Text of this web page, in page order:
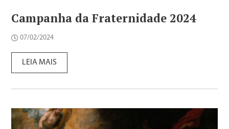
Campanha da Fraternidade 2024
07/02/2024
LEIA MAIS